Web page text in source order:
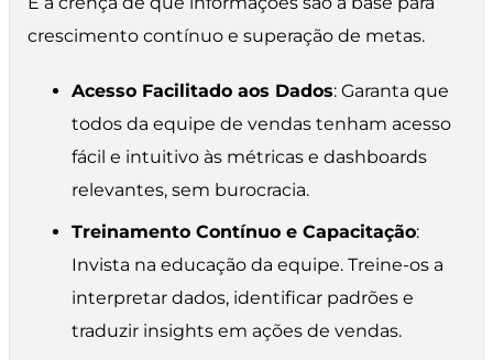
crescimento contínuo e superação de metas.
Acesso Facilitado aos Dados: Garanta que
todos da equipe de vendas tenham acesso
fácil e intuitivo às métricas e dashboards
relevantes, sem burocracia.
Treinamento Contínuo e Capacitação:
Invista na educação da equipe. Treine-os a
interpretar dados, identificar padrões e
traduzir insights em ações de vendas.